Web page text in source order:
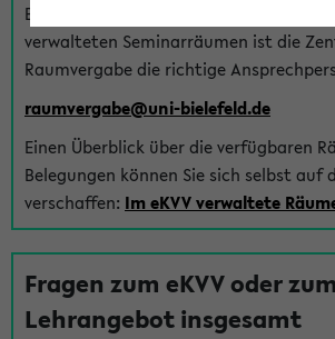
Bei Fragen zur Vergabe von Hörsälen
verwalteten Seminarräumen ist die
Raumvergabe die richtige
raumvergabe@uni-bielefeld.de
Einen Überblick über die verfügbaren
Belegungen können Sie sich selbst auf
verschaffen: Im eKVV verwaltete
Fragen zum eKVV oder zum
Lehrangebot insgesamt